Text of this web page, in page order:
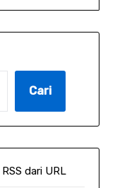
Cari
dari URL